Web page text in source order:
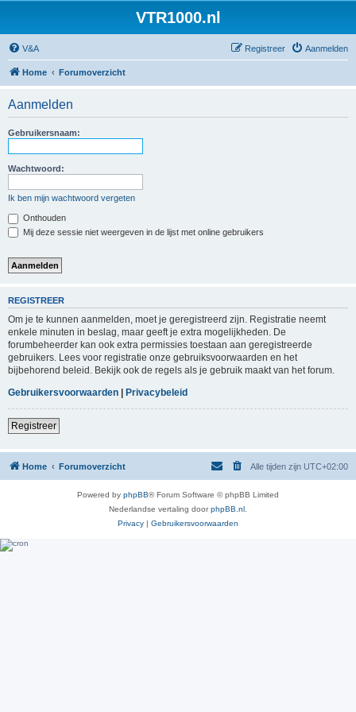
VTR1000.nl
V&A Aanmelden
Registreer
Home Forumoverzicht
Aanmelden
Gebruikersnaam:
Wachtwoord:
Ik ben mijn wachtwoord vergeten
Onthouden
Mij deze sessie niet weergeven in de lijst met online gebruikers
REGISTREER
Om je te kunnen aanmelden, moet je geregistreerd zijn. Registratie neemt
enkele minuten in beslag, maar geeft je extra mogelijkheden. De
forumbeheerder kan ook extra permissies toestaan aan geregistreerde
gebruikers. Lees voor registratie onze gebruiksvoorwaarden en het
bijbehorend beleid. Bekijk ook de regels als je gebruik maakt van het forum.
Gebruikersvoorwaarden | Privacybeleid
Registreer
Home Forumoverzicht Alle tijden zijn UTC+02:00
Powered by phpBB® Forum Software © phpBB Limited
Nederlandse vertaling doorphpBB.nl
Privacy | Gebruikersvoorwaarden